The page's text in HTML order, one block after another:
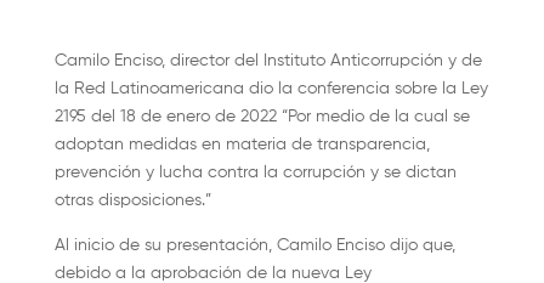
Camilo Enciso, director del Instituto Anticorrupción y de
la Red Latinoamericana dio la conferencia sobre la Ley
2195 del 18 de enero de 2022 “Por medio de la cual se
adoptan medidas en materia de transparencia,
prevención y lucha contra la corrupción y se dictan
otras disposiciones.”
Al inicio de su presentación, Camilo Enciso dijo que,
debido a la aprobación de la nueva Ley